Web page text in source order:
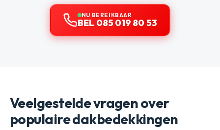
NU BEREIKBAAR
BEL 085 019 80 53
Veelgestelde vragen over
populaire dakbedekkingen